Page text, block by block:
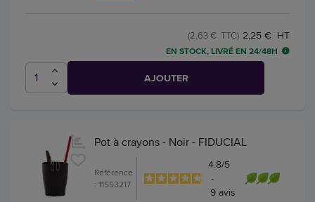
2,25 € HT
(2,63 € TTC)
EN STOCK, LIVRÉ EN 24/48H
AJOUTER
Pot à crayons - Noir - FIDUCIAL
Référence
: 11553217
4.8/5
-
9 avis